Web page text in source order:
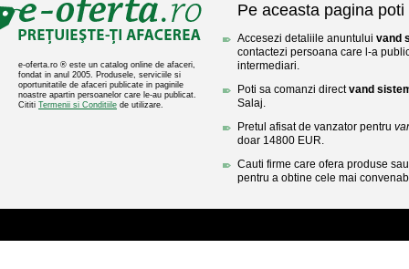
e-oferta.ro ® este un catalog online de afaceri,
fondat in anul 2005. Produsele, serviciile si
oportunitatile de afaceri publicate in paginile
noastre apartin persoanelor care le-au publicat.
Cititi Termenii si Conditiile de utilizare.
Pe aceasta pagina poti
Accesezi detaliile anuntului vand
contactezi persoana care l-a
intermediari.
Poti sa comanzi directvand
Salaj.
Pretul afisat de vanzator pentru
doar 14800 EUR.
Cauti firme care ofera produse
pentru a obtine cele mai